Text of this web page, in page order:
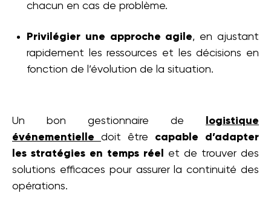
chacun en cas de problème.
Privilégier une approche agile, en ajustant
rapidement les ressources et les décisions en
fonction de l’évolution de la situation.
Un bon gestionnaire de
logistique
événementielle doit être capable d’adapter
les stratégies en temps réel
et de trouver des
solutions efficaces pour assurer la continuité des
opérations.